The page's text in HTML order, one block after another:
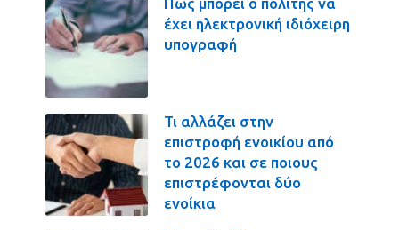
Πως μπορεί ο πολίτης να
έχει ηλεκτρονική ιδιόχειρη
υπογραφή
Τι αλλάζει στην
επιστροφή ενοικίου από
το 2026 και σε ποιους
επιστρέφονται δύο
ενοίκια